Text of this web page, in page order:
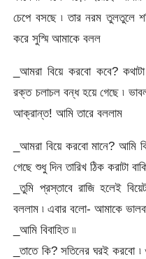
চেপে বসছে ৷ তার নরম তুলতুলে
করে সুস্মি আমাকে বলল
_আমরা বিয়ে করবো কবে?
রক্ত চলাচল বন্ধ হয়ে গেছে ৷
আক্রান্ত! আমি তারে বললাম
_আমরা বিয়ে করবো মানে? আমি
গেছে শুধু দিন তারিখ ঠিক করাটা
_তুমি প্রস্তাবে রাজি হলেই
বললাম ৷ এবার বলো- আমাকে
_আমি বিবাহিত ৷৷
_তাতে কি? সতিনের ঘরই করবো